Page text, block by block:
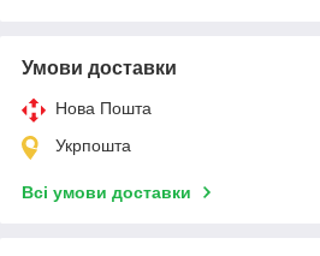
Умови доставки
Нова Пошта
Укрпошта
Всі умови доставки